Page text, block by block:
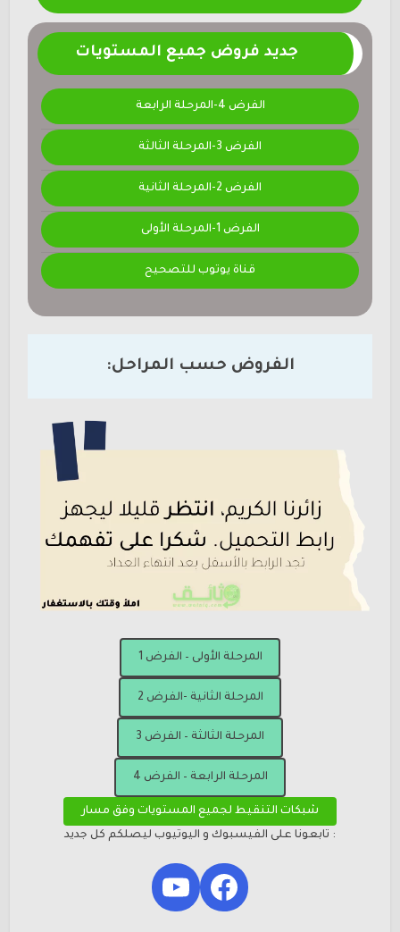
جديد فروض جميع المستويات
الفرض 4-المرحلة الرابعة
الفرض 3-المرحلة الثالثة
الفرض 2-المرحلة الثانية
الفرض 1-المرحلة الأولى
قناة يوتوب للتصحيح
الفروض حسب المراحل:
المرحلة الأولى – الفرض 1
المرحلة الثانية -الفرض 2
المرحلة الثالثة – الفرض 3
المرحلة الرابعة – الفرض 4
شبكات التنقيط لجميع المستويات وفق مسار
: تابعونا على الفيسبوك و اليوتيوب ليصلكم كل جديد
Facebook
YouTube